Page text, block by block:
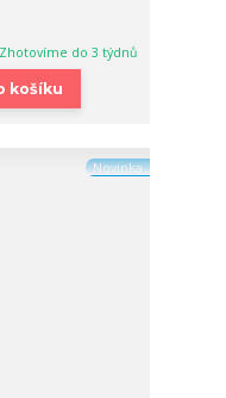
Zhotovíme do 3 týdnů
košíku
Novinka